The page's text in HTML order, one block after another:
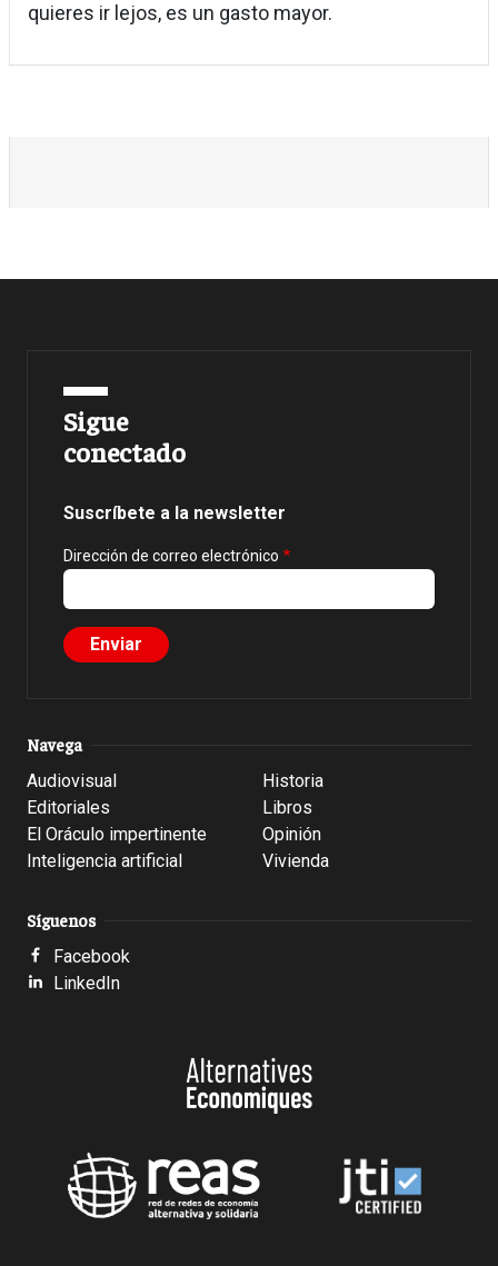
quieres ir lejos, es un gasto mayor.
Sigue
conectado
Suscríbete a la newsletter
Dirección de correo electrónico
Navega
Audiovisual
Editoriales
El Oráculo impertinente
Inteligencia artificial
Historia
Libros
Opinión
Vivienda
Síguenos
Facebook
LinkedIn